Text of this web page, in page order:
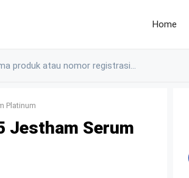
Home
Platinum
Jestham Serum